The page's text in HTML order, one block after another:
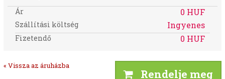
Ár 0 HUF
Szállítási költség Ingyenes
Fizetendő 0 HUF
« Vissza az áruházba
Rendelje meg